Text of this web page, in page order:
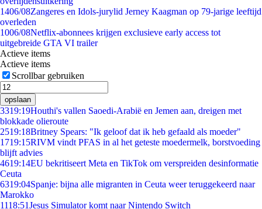
1406/08Zangeres en Idols-jurylid Jerney Kaagman op 79-jarige leeftijd
overleden
1006/08Netflix-abonnees krijgen exclusieve early access tot
uitgebreide GTA VI trailer
Actieve items
Actieve items
Scrollbar gebruiken
opslaan
3319:19Houthi's vallen Saoedi-Arabië en Jemen aan, dreigen met
blokkade olieroute
2519:18Britney Spears: "Ik geloof dat ik heb gefaald als moeder"
1719:15RIVM vindt PFAS in al het geteste moedermelk, borstvoeding
blijft advies
4619:14EU bekritiseert Meta en TikTok om verspreiden desinformatie
Ceuta
6319:04Spanje: bijna alle migranten in Ceuta weer teruggekeerd naar
Marokko
1118:51Jesus Simulator komt naar Nintendo Switch